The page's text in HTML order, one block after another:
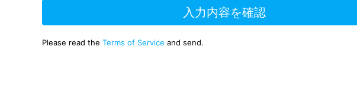
入力内容を確認
Please read the Terms of Service and send.